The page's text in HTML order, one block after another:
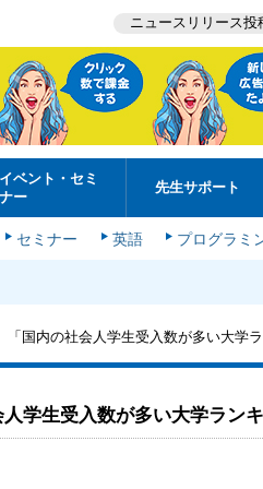
ニュースリリース投
イベント・セミ
ナー
先生サポート
セミナー 英語 プログラミ
「国内の社会人学生受入数が多い大学
学生受入数が多い大学ラン